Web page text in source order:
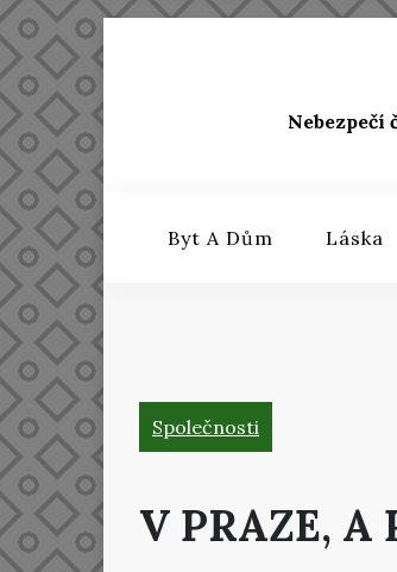
to
Nebezpečí
Byt A Dům Láska
Společnosti
V PRAZE, A